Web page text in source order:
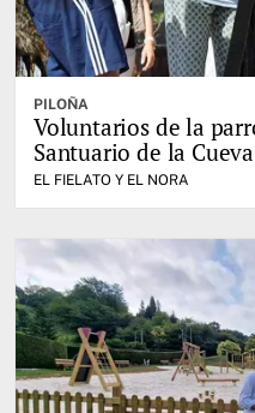
PILOÑA
Voluntarios de la
Santuario de la
EL FIELATO Y EL NORA